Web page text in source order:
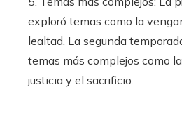
exploró temas como la
lealtad. La segunda
temas más complejos como
justicia y el sacrificio.